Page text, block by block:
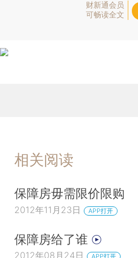
财新通会员
可畅读全文
相关阅读
保障房毋需限价限购
2012年11月23日 APP打开
保障房给了谁
2012年08月24日 APP打开